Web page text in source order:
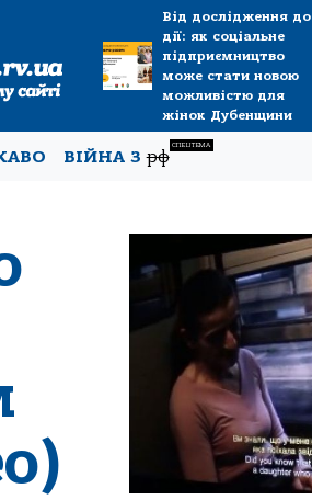
Від дослідження до
дії: як соціальне
підприємництво
може стати новою
можливістю для
жінок Дубенщини
ВІЙНА Зрф
СПЕЦТЕМА